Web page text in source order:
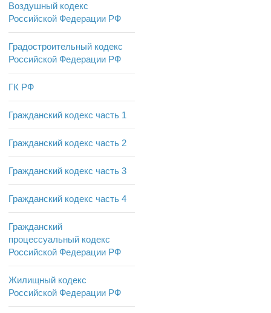
Воздушный кодекс
Российской Федерации РФ
Градостроительный кодекс
Российской Федерации РФ
ГК РФ
Гражданский кодекс часть 1
Гражданский кодекс часть 2
Гражданский кодекс часть 3
Гражданский кодекс часть 4
Гражданский
процессуальный кодекс
Российской Федерации РФ
Жилищный кодекс
Российской Федерации РФ